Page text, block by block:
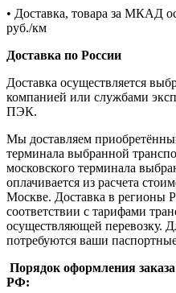
• Доставка, товара за МКАД
руб./км
Доставка по России
Доставка осуществляется
компанией или службами
ПЭК.
Мы доставляем
терминала выбранной
московского терминала
оплачивается из расчета
Москве. Доставка в регионы
соответствии с тарифами
осуществляющей перевозку.
потребуются ваши
Порядок оформления
РФ: